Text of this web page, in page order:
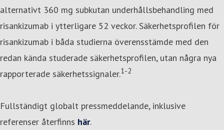
alternativt 360 mg subkutan underhållsbehandling med
risankizumab i ytterligare 52 veckor. Säkerhetsprofilen för
risankizumab i båda studierna överensstämde med den
redan kända studerade säkerhetsprofilen, utan några nya
rapporterade säkerhetssignaler.1-2
Fullständigt globalt pressmeddelande, inklusive
referenser återfinns här.